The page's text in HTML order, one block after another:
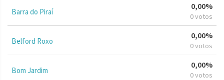
Barra do Piraí
0,00%
0 votos
Belford Roxo
0,00%
0 votos
Bom Jardim
0,00%
0 votos